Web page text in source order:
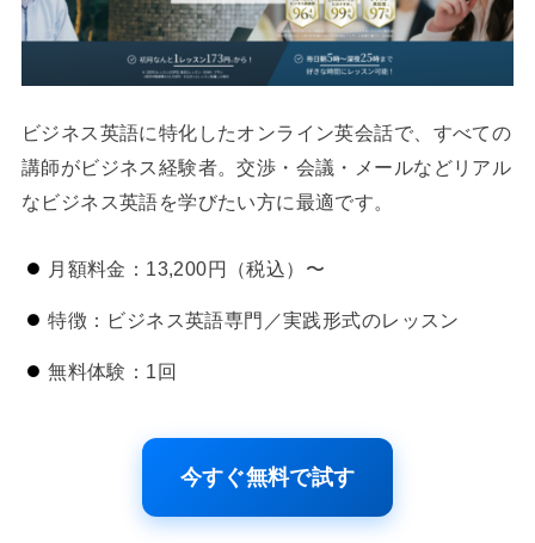
ビジネス英語に特化したオンライン英会話で、すべての
講師がビジネス経験者。交渉・会議・メールなどリアル
なビジネス英語を学びたい方に最適です。
月額料金：13,200円（税込）〜
特徴：ビジネス英語専門／実践形式のレッスン
無料体験：1回
今すぐ無料で試す